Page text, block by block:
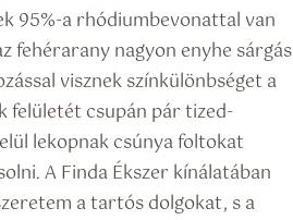
95%-a rhódiumbevonattal van
fehérarany nagyon enyhe sárgás
visznek színkülönbséget a
felületét csupán pár tized-
lekopnak csúnya foltokat
A Finda Ékszer kínálatában
a tartós dolgokat, s a